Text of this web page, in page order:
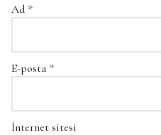
Ad *
E-posta *
İnternet sitesi